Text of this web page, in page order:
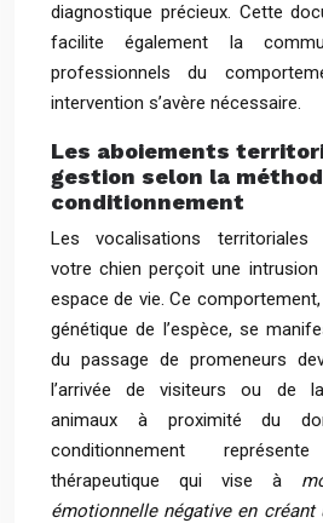
diagnostique précieux. Cette
facilite également la
professionnels du
intervention s’avère nécessaire.
Les aboiements
gestion selon la
conditionnement
Les vocalisations territoriales
votre chien perçoit une
espace de vie. Ce comportement,
génétique de l’espèce, se
du passage de promeneurs
l’arrivée de visiteurs ou de
animaux à proximité du
conditionnement
thérapeutique qui vise à
émotionnelle négative en créant